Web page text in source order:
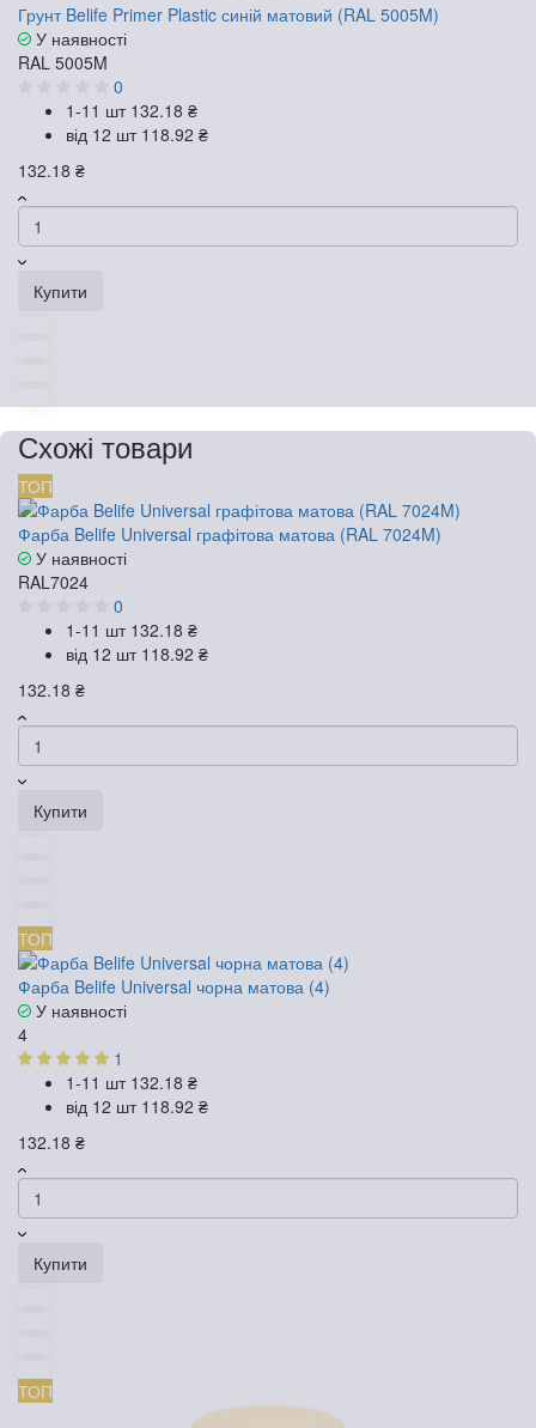
Грунт Belife Primer Plastic синій матовий (RAL 5005M)
У наявності
RAL 5005M
0
1-11 шт 132.18 ₴
від 12 шт 118.92 ₴
132.18 ₴
Купити
Схожі товари
ТОП
Фарба Belife Universal графітова матова (RAL 7024M)
У наявності
RAL7024
0
1-11 шт 132.18 ₴
від 12 шт 118.92 ₴
132.18 ₴
Купити
ТОП
Фарба Belife Universal чорна матова (4)
У наявності
4
1
1-11 шт 132.18 ₴
від 12 шт 118.92 ₴
132.18 ₴
Купити
ТОП